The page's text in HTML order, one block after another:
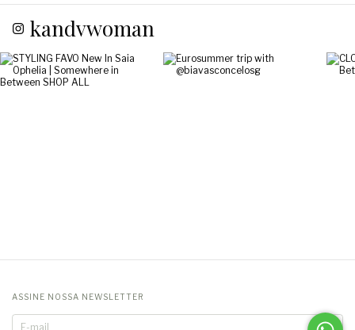
kandywoman_
ASSINE NOSSA NEWSLETTER